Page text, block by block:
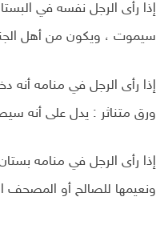
إذا رأى الرجل نفسه في
سيموت ، ويكون من أهل
إذا رأى الرجل في منامه أنه
ورق متناثر : يدل على أنه
إذا رأى الرجل في منامه
ونعيمها للصالح أو المصحف